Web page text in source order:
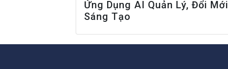
Ứng Dụng AI Quản Lý, Đổi Mới
Sáng Tạo